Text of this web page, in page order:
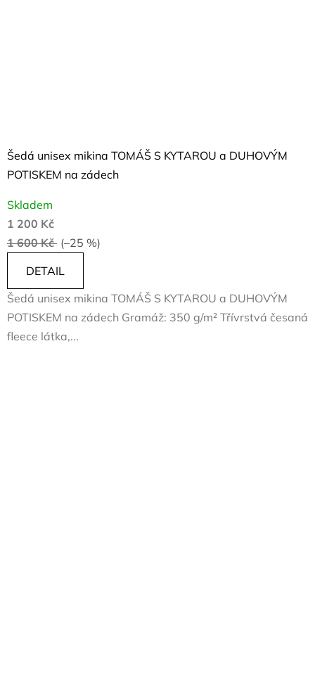
Šedá unisex mikina TOMÁŠ S KYTAROU a DUHOVÝM
POTISKEM na zádech
Skladem
1 200 Kč
1 600 Kč (–25 %)
DETAIL
Šedá unisex mikina TOMÁŠ S KYTAROU a DUHOVÝM
POTISKEM na zádech Gramáž: 350 g/m² Třívrstvá česaná
fleece látka,...